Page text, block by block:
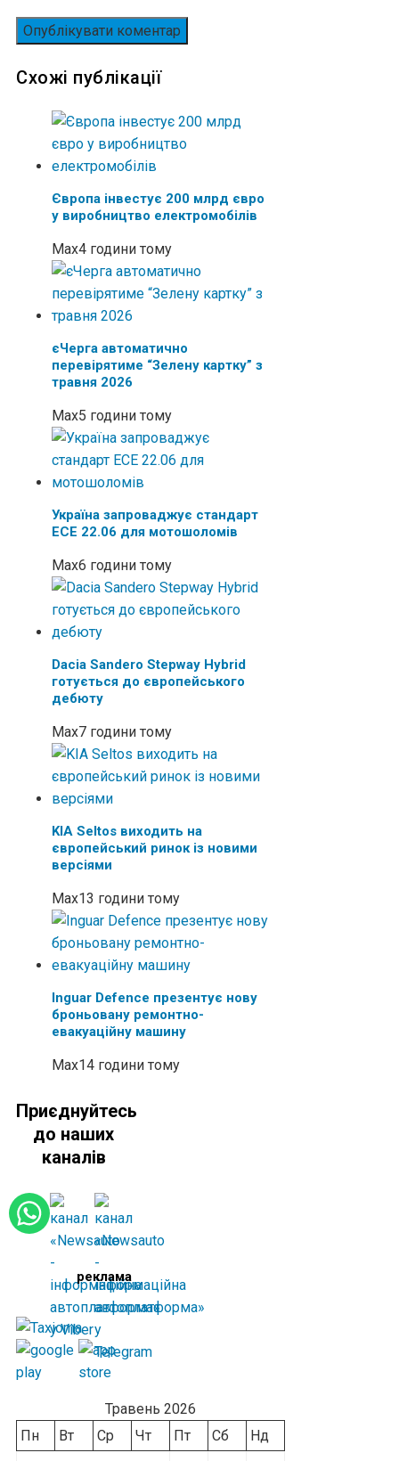
Схожі публікації
Європа інвестує 200 млрд євро
у виробництво електромобілів
Max4 години тому
єЧерга автоматично
перевірятиме “Зелену картку” з
травня 2026
Max5 години тому
Україна запроваджує стандарт
ECE 22.06 для мотошоломів
Max6 години тому
Dacia Sandero Stepway Hybrid
готується до європейського
дебюту
Max7 години тому
KIA Seltos виходить на
європейський ринок із новими
версіями
Max13 години тому
Inguar Defence презентує нову
броньовану ремонтно-
евакуаційну машину
Max14 години тому
Приєднуйтесь
до наших
каналів
реклама
Травень 2026
Пн
Вт Ср Чт Пт Сб Нд